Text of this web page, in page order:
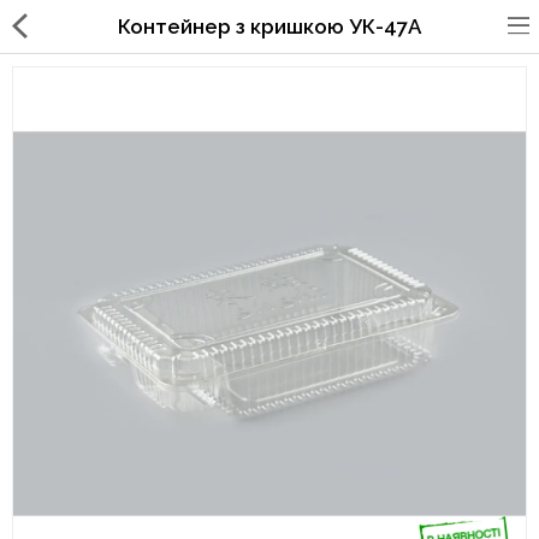
Контейнер з кришкою УК-47А
Стаканы, крышки, держатели,
Упаковка для суши
Бумажные пакеты и уголки
изделий